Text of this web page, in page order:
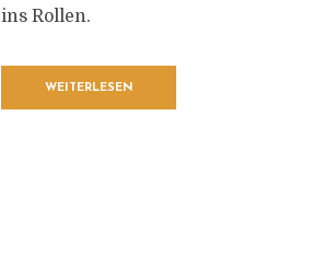
ins Rollen.
WEITERLESEN